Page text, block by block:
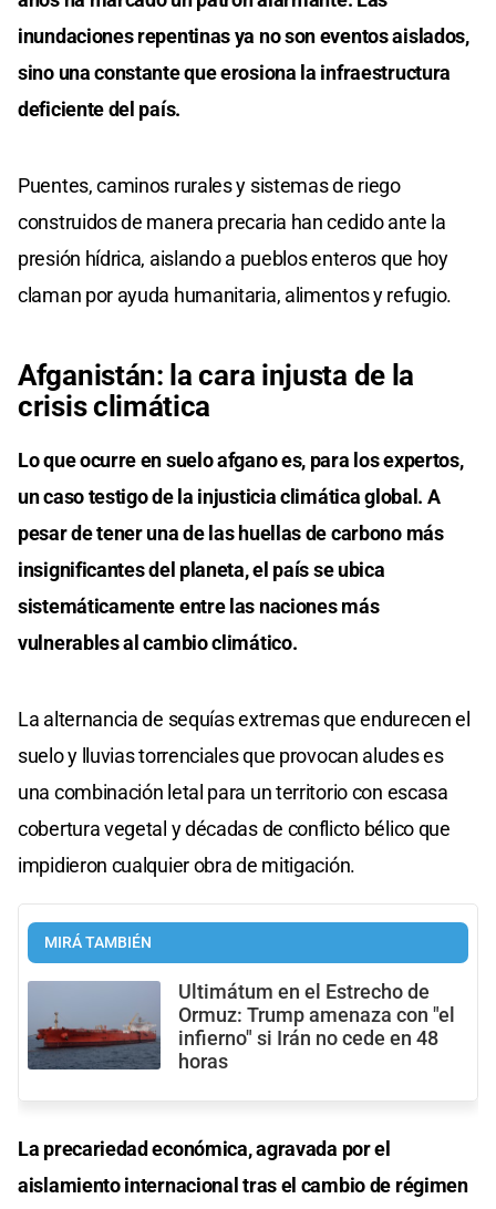
inundaciones repentinas ya no son eventos aislados,
sino una constante que erosiona la infraestructura
deficiente del país.
Puentes, caminos rurales y sistemas de riego
construidos de manera precaria han cedido ante la
presión hídrica, aislando a pueblos enteros que hoy
claman por ayuda humanitaria, alimentos y refugio.
Afganistán: la cara injusta de la
crisis climática
Lo que ocurre en suelo afgano es, para los expertos,
un caso testigo de la injusticia climática global. A
pesar de tener una de las huellas de carbono más
insignificantes del planeta, el país se ubica
sistemáticamente entre las naciones más
vulnerables al cambio climático.
La alternancia de sequías extremas que endurecen el
suelo y lluvias torrenciales que provocan aludes es
una combinación letal para un territorio con escasa
cobertura vegetal y décadas de conflicto bélico que
impidieron cualquier obra de mitigación.
MIRÁ TAMBIÉN
Ultimátum en el Estrecho de
Ormuz: Trump amenaza con "el
infierno" si Irán no cede en 48
horas
La precariedad económica, agravada por el
aislamiento internacional tras el cambio de régimen